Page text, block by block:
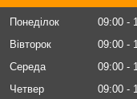
Понеділок 09:00
Вівторок
09:00
Середа
09:00
Четвер
09:00